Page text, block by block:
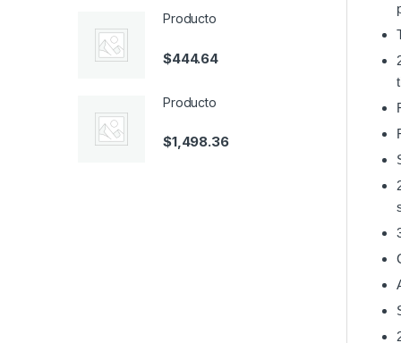
Producto
$444.64
Producto
$1,498.36